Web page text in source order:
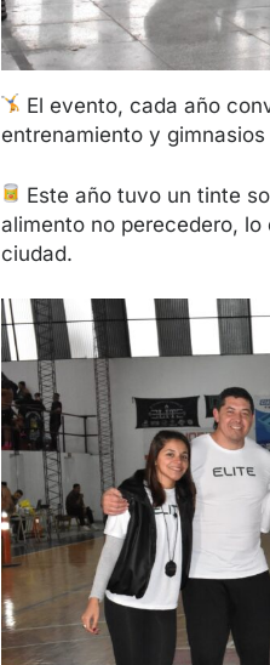
El evento, cada año
entrenamiento y
Este año tuvo un tinte
alimento no perecedero,
ciudad.